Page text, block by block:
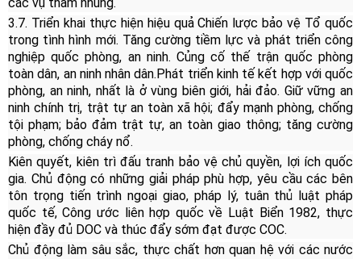
3.7. Triển khai thực hiện hiệu quả Chiến lược bảo vệ Tổ quốc
trong tình hình mới. Tăng cường tiềm lực và phát triển công
nghiệp quốc phòng, an ninh. Củng cố thế trận quốc phòng
toàn dân, an ninh nhân dân.Phát triển kinh tế kết hợp với quốc
phòng, an ninh, nhất là ở vùng biên giới, hải đảo. Giữ vững an
ninh chính trị, trật tự an toàn xã hội; đẩy mạnh phòng, chống
tội phạm; bảo đảm trật tự, an toàn giao thông; tăng cường
phòng, chống cháy nổ.
Kiên quyết, kiên trì đấu tranh bảo vệ chủ quyền, lợi ích quốc
gia. Chủ động có những giải pháp phù hợp, yêu cầu các bên
tôn trọng tiến trình ngoại giao, pháp lý, tuân thủ luật pháp
quốc tế, Công ước liên hợp quốc về Luật Biển 1982, thực
hiện đầy đủ DOC và thúc đẩy sớm đạt được COC.
Chủ động làm sâu sắc, thực chất hơn quan hệ với các nước